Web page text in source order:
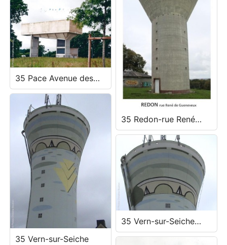
35 Redon-rue René
Gueveneux
35 Pace Avenue des
Touches La Teillais
35 Vern-sur-Seiche
35 Vern-sur-Seiche
détail